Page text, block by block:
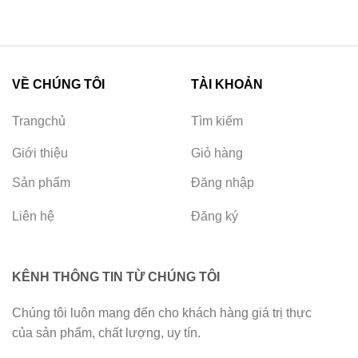
VỀ CHÚNG TÔI
Trangchủ
Giới thiệu
Sản phẩm
Liên hệ
TÀI KHOẢN
Tìm kiếm
Giỏ hàng
Đăng nhập
Đăng ký
KÊNH THÔNG TIN TỪ CHÚNG TÔI
Chúng tôi luôn mang đến cho khách hàng giá trị thực
của sản phẩm, chất lượng, uy tín.